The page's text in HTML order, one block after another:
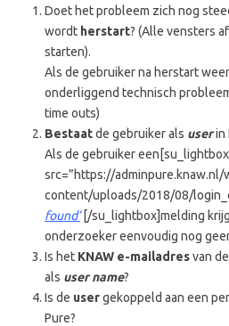
Doet het probleem zich nog
wordt herstart? (Alle vensters
starten).
Als de gebruiker na herstart
onderliggend technisch
time outs)
Bestaatde gebruiker als userin
Als de gebruiker een[su_lightbox
src=”https://adminpure.knaw.nl/
content/uploads/2018/08/
found’[/su_lightbox]melding
onderzoeker eenvoudig nog
Is het KNAW e-mailadresvan
als user name?
Is de usergekoppeld aan een
Pure?